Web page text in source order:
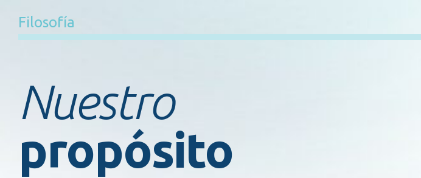
Filosofía
Nuestro
propósito